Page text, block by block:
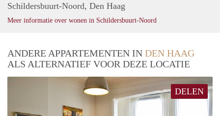
Schildersbuurt-Noord, Den Haag
Meer informatie over wonen in Schildersbuurt-Noord
ANDERE APPARTEMENTEN IN DEN HAAG
ALS ALTERNATIEF VOOR DEZE LOCATIE
DELEN